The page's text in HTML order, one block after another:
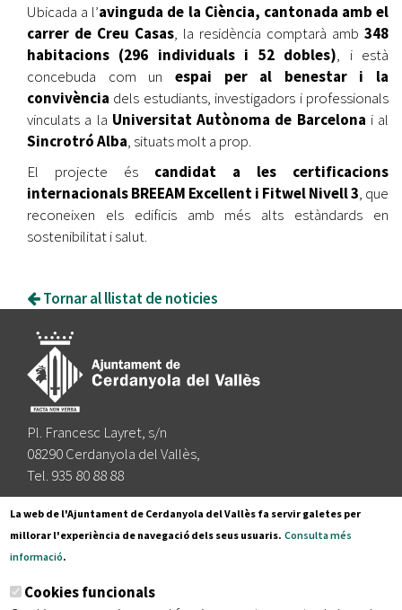
Ubicada a l’avinguda de la Ciència, cantonada amb el
carrer de Creu Casas, la residència comptarà amb 348
habitacions (296 individuals i 52 dobles), i està
concebuda com un espai per al benestar i la
convivència dels estudiants, investigadors i professionals
vinculats a la Universitat Autònoma de Barcelona i al
Sincrotró Alba, situats molt a prop.
El projecte és candidat a les certificacions
internacionals BREEAM Excellent i Fitwel Nivell 3, que
reconeixen els edificis amb més alts estàndards en
sostenibilitat i salut.
Tornar al llistat de noticies
Pl. Francesc Layret, s/n
08290 Cerdanyola del Vallès,
Tel. 935 80 88 88
Segueix-nos a:
Subscriu-te al nostre butlletí
La web de l'Ajuntament de Cerdanyola del Vallès fa servir galetes per
millorar l'experiència de navegació dels seus usuaris. Consulta més
informació.
Cookies funcionals